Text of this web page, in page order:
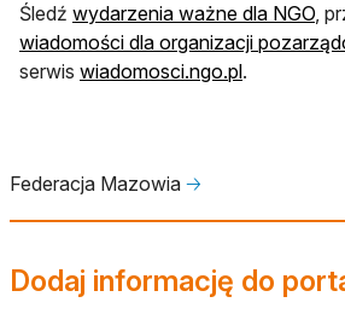
Śledź wydarzenia ważne dla NGO,
wiadomości dla organizacji
serwis wiadomosci.ngo.pl.
Federacja Mazowia 🡢
Dodaj informację do